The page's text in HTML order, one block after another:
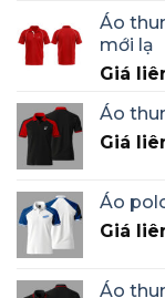
Áo
mới lạ
Giá
Áo
Giá
Áo
Giá
Áo